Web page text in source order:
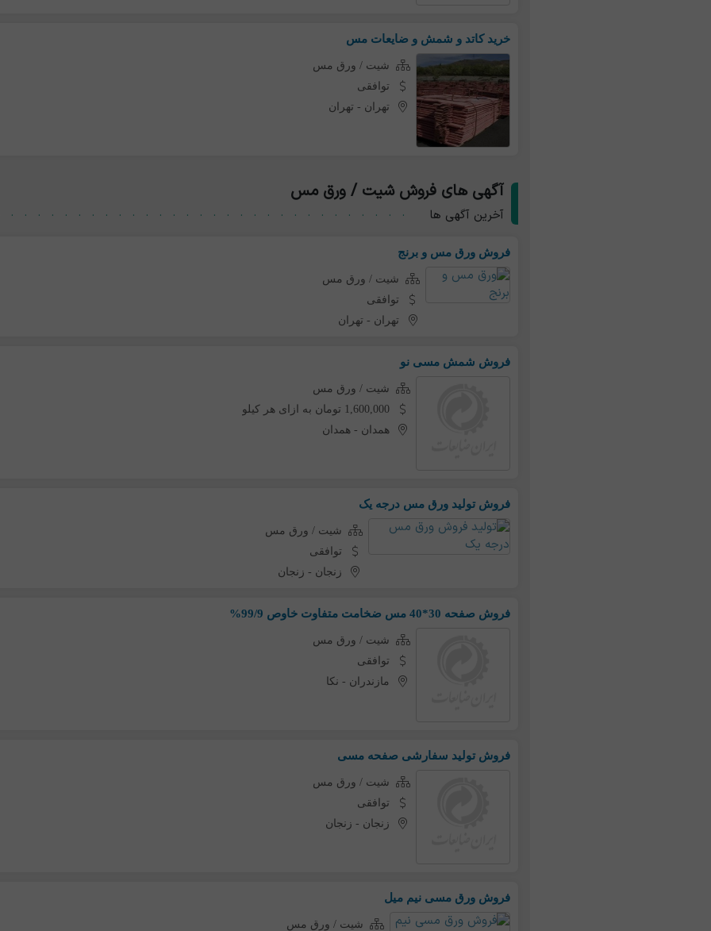
خرید کاتد و شمش و ضایعات مس
شیت / ورق مس
توافقی
تهران -تهران
آگهی های فروش شیت / ورق مس
آخرین آگهی ها
فروش ورق مس و برنج
شیت / ورق مس
توافقی
تهران - تهران
فروش شمش مسی نو
شیت / ورق مس
1,600,000 تومان به ازای هر کیلو
همدان -همدان
فروش تولید ورق مس درجه یک
شیت / ورق مس
توافقی
زنجان - زنجان
فروش صفحه 30*40 مس ضخامت متفاوت خاوص 99/9%
شیت / ورق مس
توافقی
مازندران - نکا
فروش تولید سفارشی صفحه مسی
شیت / ورق مس
توافقی
زنجان - زنجان
فروش ورق مسی نیم میل
شیت / ورق مس